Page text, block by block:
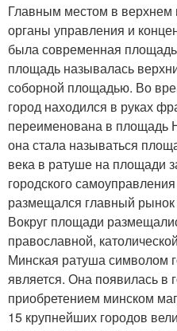
Главным местом в верхнем
органы управления и
была современная
площадь называлась
соборной площадью. Во
город находился в руках
переименована в площадь
она стала называться
века в ратуше на площади
городского
размещался главный
Вокруг площади
православной,
Минская ратуша символом
является. Она появилась в
приобретением минском
15 крупнейших городов